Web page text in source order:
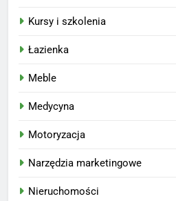
Kursy i szkolenia
Łazienka
Meble
Medycyna
Motoryzacja
Narzędzia marketingowe
Nieruchomości